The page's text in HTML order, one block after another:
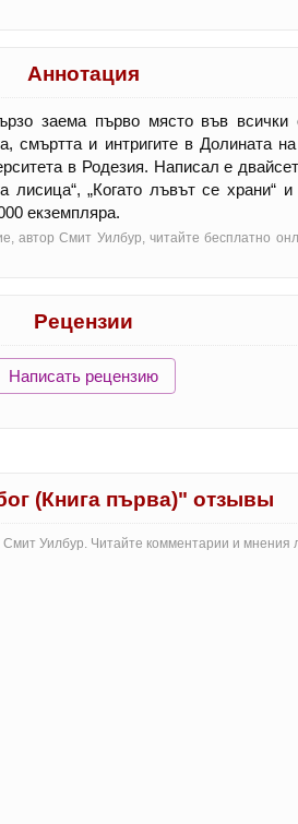
Аннотация
заема първо място във всички
смъртта и интригите в Долината
в Родезия. Написал е
лисица“, „Когато лъвът се храни“
екземпляра.
автор Смит Уилбур, читайте бесплатно
Рецензии
Написать рецензию
(Книга първа)" отзывы
Смит Уилбур. Читайте комментарии и